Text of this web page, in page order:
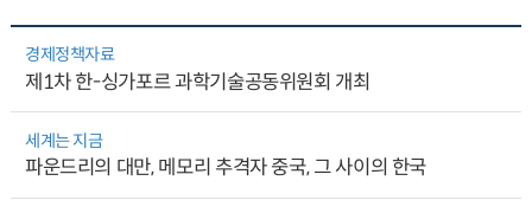
경제정책자료
제1차 한-싱가포르 과학기술공동위원회 개최
세계는 지금
파운드리의 대만, 메모리 추격자 중국, 그 사이의 한국